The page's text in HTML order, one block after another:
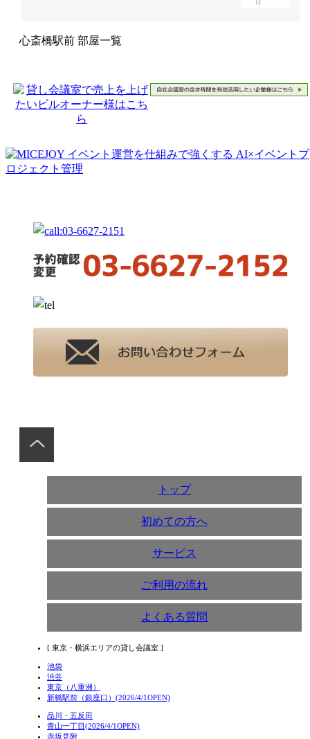
心斎橋駅前 部屋一覧
トップ
初めての方へ
サービス
ご利用の流れ
よくある質問
[ 東京・横浜エリアの貸し会議室 ]
池袋
渋谷
東京（八重洲）
新橋駅前（銀座口）(2026/4/1OPEN)
品川・五反田
青山一丁目(2026/4/1OPEN)
赤坂見附